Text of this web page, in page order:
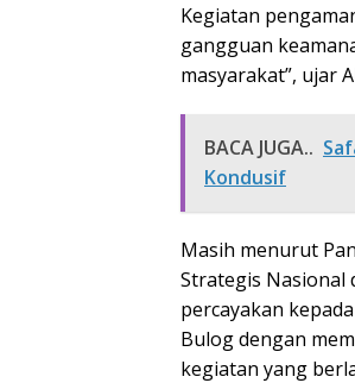
Kegiatan
gangguan
masyarakat”, ujar
BACA JUGA..
Kondusif
Masih menurut
Strategis Nasional
percayakan
Bulog dengan
kegiatan yang